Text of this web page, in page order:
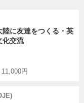
陸に友達をつくる・英
化交流
11,000円